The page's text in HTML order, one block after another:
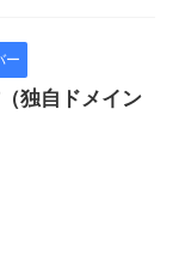
ー
独自ドメイン